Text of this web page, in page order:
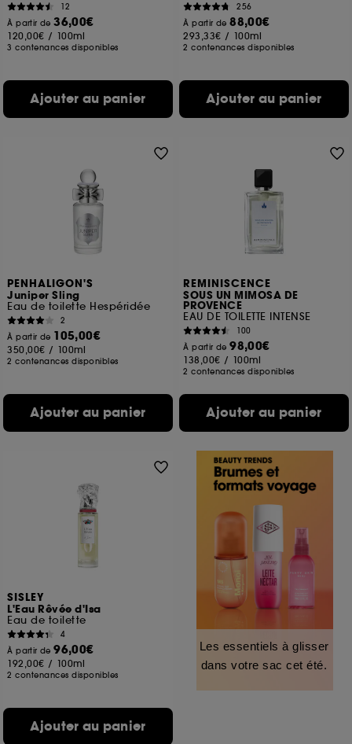
12
À partir de36,00€
120,00€ / 100ml
3 contenances disponibles
Ajouter au panier
256
À partir de88,00€
293,33€ / 100ml
2 contenances disponibles
Ajouter au panier
PENHALIGON'S
Juniper Sling
Eau de toilette Hespéridée
2
À partir de 105,00€
350,00€ / 100ml
2 contenances disponibles
Ajouter au panier
REMINISCENCE
SOUS UN MIMOSA DE
PROVENCE
EAU DE TOILETTE INTENSE
100
À partir de98,00€
138,00€ / 100ml
2 contenances disponibles
Ajouter au panier
SISLEY
L'Eau Rêvée d'Isa
Eau de toilette
4
À partir de96,00€
192,00€ / 100ml
2 contenances disponibles
Ajouter au panier
Les essentiels à glisser
dans votre sac cet été.